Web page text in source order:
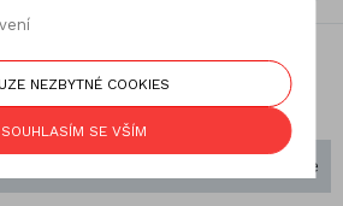
Seřadit podle
NEZBYTNÉ COOKIES
SOUHLASÍM SE VŠÍM